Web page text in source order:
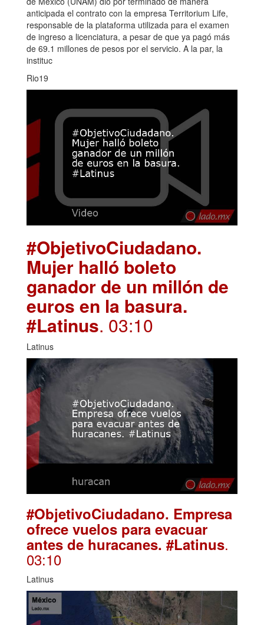
anticipada el contrato con la empresa Territorium Life,
responsable de la plataforma utilizada para el examen
de ingreso a licenciatura, a pesar de que ya pagó más
de 69.1 millones de pesos por el servicio. A la par, la
instituc
Rio19
#ObjetivoCiudadano.
Mujer halló boleto
ganador de un millón de
euros en la basura.
#Latinus. 03:10
Latinus
#ObjetivoCiudadano. Empresa
ofrece vuelos para evacuar
antes de huracanes. #Latinus.
03:10
Latinus